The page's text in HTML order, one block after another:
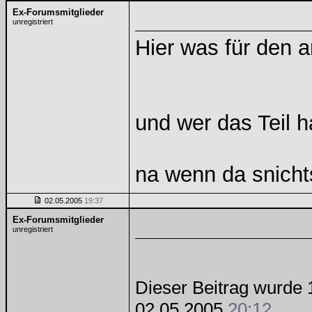
Ex-Forumsmitglieder
unregistriert
Hier was für den
und wer das Teil
na wenn da
02.05.2005 19:37
Ex-Forumsmitglieder
unregistriert
Dieser Beitrag wurde